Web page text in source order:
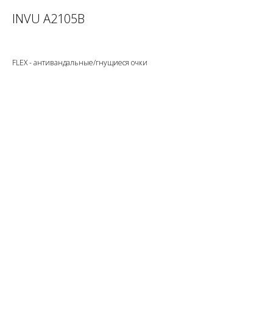
INVU A2105B
FLEX - антивандальные/гнущиеся очки